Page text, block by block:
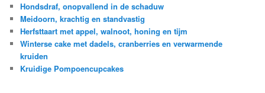
Hondsdraf, onopvallend in de schaduw
Meidoorn, krachtig en standvastig
Herfsttaart met appel, walnoot, honing en tijm
Winterse cake met dadels, cranberries en verwarmende
kruiden
Kruidige Pompoencupcakes